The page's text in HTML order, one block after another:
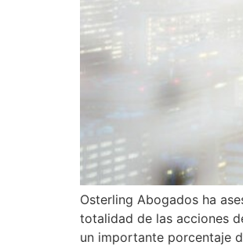
Osterling Abogados ha
totalidad de las acciones
un importante porcentaje